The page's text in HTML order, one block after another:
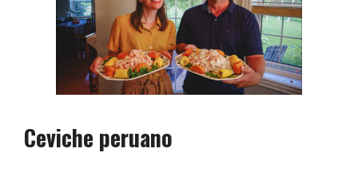
Ceviche peruano